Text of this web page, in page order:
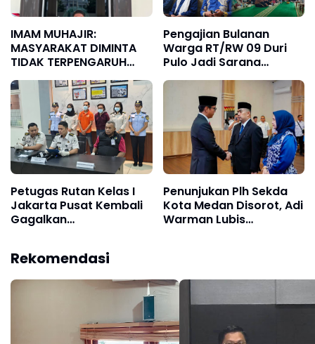
IMAM MUHAJIR:
MASYARAKAT DIMINTA
TIDAK TERPENGARUH
INFORMASI YANG BELUM
TERVERIFIKASI TERKAIT
KAPOLSEK BOLO
Pengajian Bulanan
Warga RT/RW 09 Duri
Pulo Jadi Sarana
Memperkuat Keimanan
dan Kebersamaan
Petugas Rutan Kelas I
Jakarta Pusat Kembali
Gagalkan
Disembunyikan di
Pakaian Dalam
Pengunjung
Penunjukan Plh Sekda
Kota Medan Disorot, Adi
Warman Lubis
Rekomendasi